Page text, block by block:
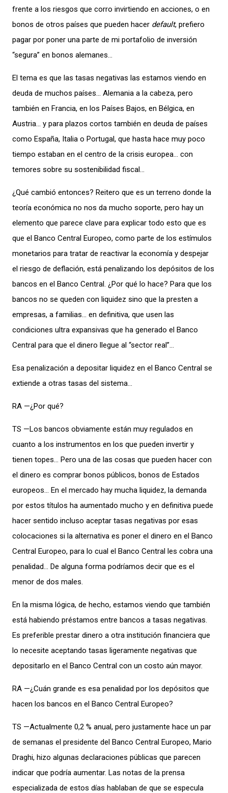
frente a los riesgos que corro invirtiendo en acciones, o en
bonos de otros países que pueden hacer default, prefiero
pagar por poner una parte de mi portafolio de inversión
“segura” en bonos alemanes…
El tema es que las tasas negativas las estamos viendo en
deuda de muchos países… Alemania a la cabeza, pero
también en Francia, en los Países Bajos, en Bélgica, en
Austria… y para plazos cortos también en deuda de países
como España, Italia o Portugal, que hasta hace muy poco
tiempo estaban en el centro de la crisis europea… con
temores sobre su sostenibilidad fiscal…
¿Qué cambió entonces? Reitero que es un terreno donde la
teoría económica no nos da mucho soporte, pero hay un
elemento que parece clave para explicar todo esto que es
que el Banco Central Europeo, como parte de los estímulos
monetarios para tratar de reactivar la economía y despejar
el riesgo de deflación, está penalizando los depósitos de los
bancos en el Banco Central. ¿Por qué lo hace? Para que los
bancos no se queden con liquidez sino que la presten a
empresas, a familias… en definitiva, que usen las
condiciones ultra expansivas que ha generado el Banco
Central para que el dinero llegue al “sector real”…
Esa penalización a depositar liquidez en el Banco Central se
extiende a otras tasas del sistema…
RA —¿Por qué?
TS —Los bancos obviamente están muy regulados en
cuanto a los instrumentos en los que pueden invertir y
tienen topes… Pero una de las cosas que pueden hacer con
el dinero es comprar bonos públicos, bonos de Estados
europeos… En el mercado hay mucha liquidez, la demanda
por estos títulos ha aumentado mucho y en definitiva puede
hacer sentido incluso aceptar tasas negativas por esas
colocaciones si la alternativa es poner el dinero en el Banco
Central Europeo, para lo cual el Banco Central les cobra una
penalidad… De alguna forma podríamos decir que es el
menor de dos males.
En la misma lógica, de hecho, estamos viendo que también
está habiendo préstamos entre bancos a tasas negativas.
Es preferible prestar dinero a otra institución financiera que
lo necesite aceptando tasas ligeramente negativas que
depositarlo en el Banco Central con un costo aún mayor.
RA —¿Cuán grande es esa penalidad por los depósitos que
hacen los bancos en el Banco Central Europeo?
TS —Actualmente 0,2 % anual, pero justamente hace un par
de semanas el presidente del Banco Central Europeo, Mario
Draghi, hizo algunas declaraciones públicas que parecen
indicar que podría aumentar. Las notas de la prensa
especializada de estos días hablaban de que se especula